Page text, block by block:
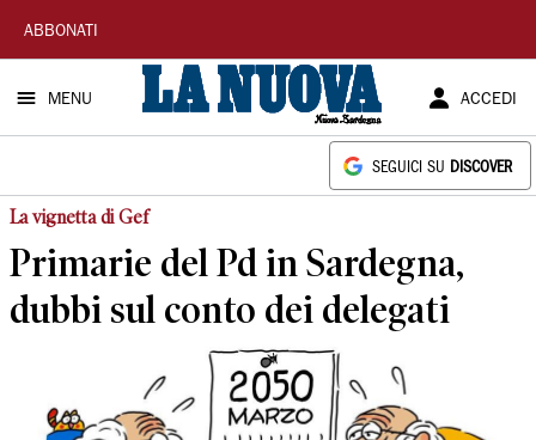
La
Nuova
Sardegna
ABBONATI
MENU ACCEDI
SEGUICI SU DISCOVER
La vignetta di Gef
Primarie del Pd in Sardegna,
dubbi sul conto dei delegati